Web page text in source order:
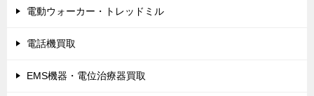
電動ウォーカー・トレッドミル
電話機買取
EMS機器・電位治療器買取